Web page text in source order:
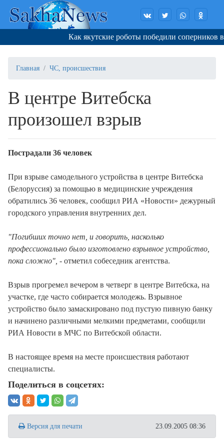
Как якутские роботы победили соперников в
Главная ЧС, происшествия
В центре Витебска
произошел взрыв
Пострадали 36 человек
При взрыве самодельного устройства в центре Витебска
(Белоруссия) за помощью в медицинские учреждения
обратились 36 человек, сообщил РИА «Новости» дежурный
городского управления внутренних дел.
"Погибших точно нет, и говорить, насколько
профессионально было изготовлено взрывное устройство,
пока сложно", - отметил собеседник агентства.
Взрыв прогремел вечером в четверг в центре Витебска, на
участке, где часто собирается молодежь. Взрывное
устройство было замаскировано под пустую пивную банку
и начинено различными мелкими предметами, сообщили
РИА Новости в МЧС по Витебской области.
В настоящее время на месте происшествия работают
специалисты.
Поделиться в соцсетях:
Версия для печати 23.09.2005 08:36